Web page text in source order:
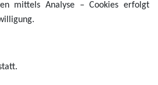
mittels Analyse – Cookies erfolgt